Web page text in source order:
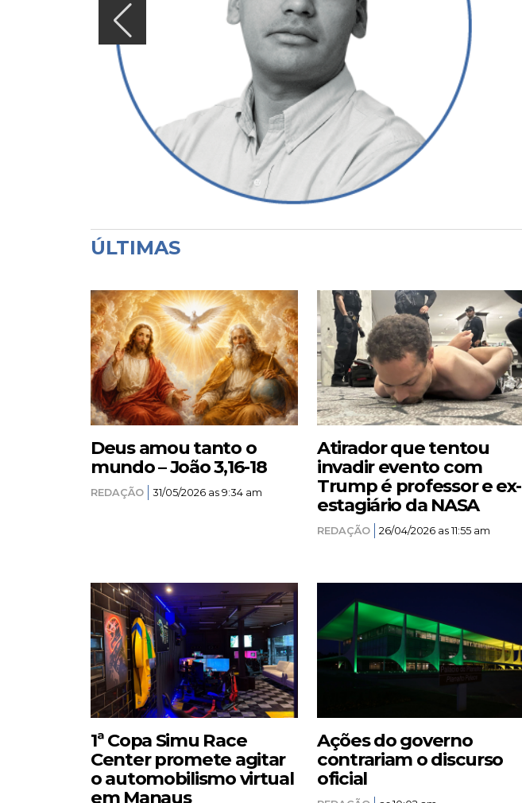
ÚLTIMAS
Deus amou tanto o
mundo – João 3,16-18
REDAÇÃO 31/05/2026 as 9:34 am
Atirador que tentou
invadir evento com
Trump é professor e ex-
estagiário da NASA
REDAÇÃO 26/04/2026 as 11:55 am
1ª Copa Simu Race
Center promete agitar
o automobilismo virtual
em Manaus
Ações do governo
contrariam o discurso
oficial